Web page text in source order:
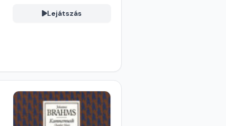
Lejátszás